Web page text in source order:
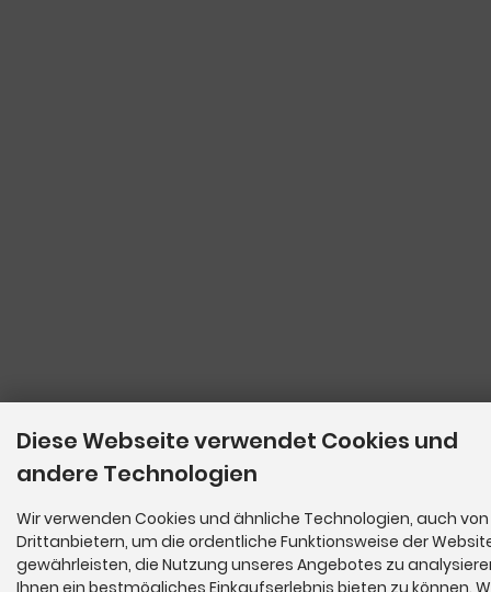
Diese Webseite verwendet Cookies und
andere Technologien
Wir verwenden Cookies und ähnliche Technologien, auch von
Drittanbietern, um die ordentliche Funktionsweise der
gewährleisten, die Nutzung unseres Angebotes zu
Ihnen ein bestmögliches Einkaufserlebnis bieten zu können.